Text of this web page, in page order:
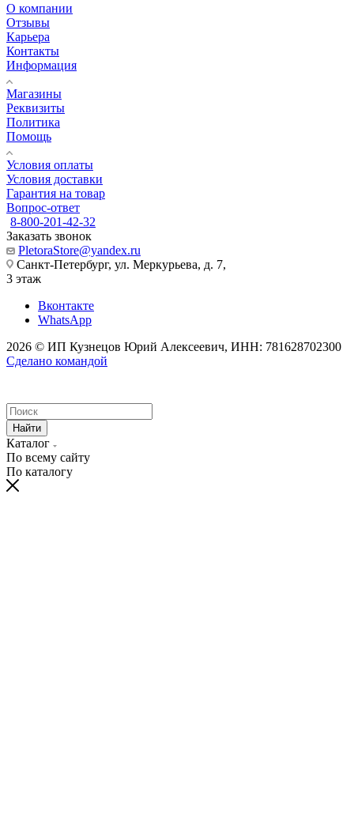
О компании
Отзывы
Карьера
Контакты
Информация
Магазины
Реквизиты
Политика
Помощь
Условия оплаты
Условия доставки
Гарантия на товар
Вопрос-ответ
8-800-201-42-32
Заказать звонок
PletoraStore@yandex.ru
Санкт-Петербург, ул. Меркурьева, д. 7,
3 этаж
Вконтакте
WhatsApp
2026 © ИП Кузнецов Юрий Алексеевич, ИНН: 781628702300
Сделано командой
Найти
Каталог
По всему сайту
По каталогу